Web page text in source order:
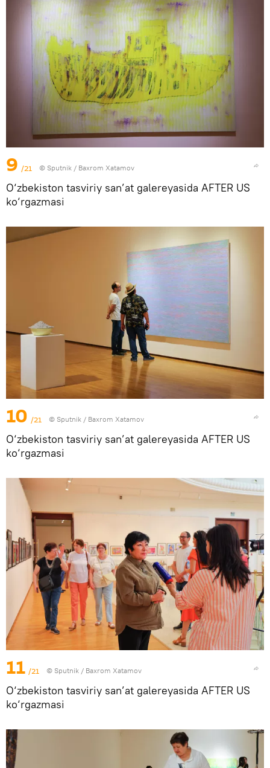
9 /21 © Sputnik / Baxrom Xatamov
O‘zbekiston tasviriy san’at galereyasida AFTER US
ko‘rgazmasi
10 /21 © Sputnik / Baxrom Xatamov
O‘zbekiston tasviriy san’at galereyasida AFTER US
ko‘rgazmasi
11 /21 © Sputnik / Baxrom Xatamov
O‘zbekiston tasviriy san’at galereyasida AFTER US
ko‘rgazmasi